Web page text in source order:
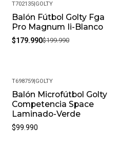
-10%
T702135| GOLTY
Balón Fútbol Golty Fga
Pro Magnum Ii-Blanco
$179.990$199.990
T698759| GOLTY
Balón Microfútbol Golty
Competencia Space
Laminado-Verde
$99.990